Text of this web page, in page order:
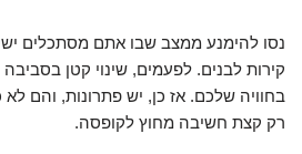
נסו להימנע ממצב שבו אתם מסתכלים
קירות לבנים. לפעמים, שינוי קטן
בחוויה שלכם. אז כן, יש פתרונות, והם לא
רק קצת חשיבה מחוץ לקופסה.